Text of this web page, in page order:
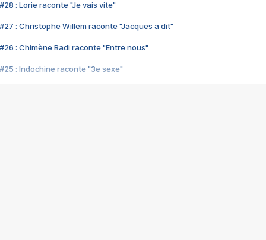
#28 : Lorie raconte "Je vais vite"
#27 : Christophe Willem raconte "Jacques a dit"
#26 : Chimène Badi raconte "Entre nous"
#25 : Indochine raconte "3e sexe"